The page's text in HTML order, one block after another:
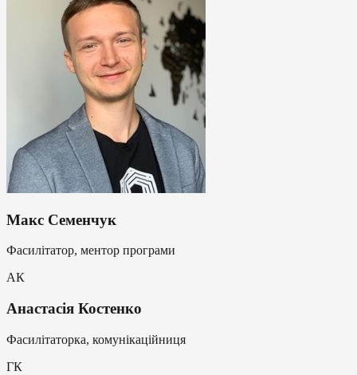
Макс Семенчук
Фасилітатор, ментор програми
АК
Анастасія Костенко
Фасилітаторка, комунікаційниця
ГК